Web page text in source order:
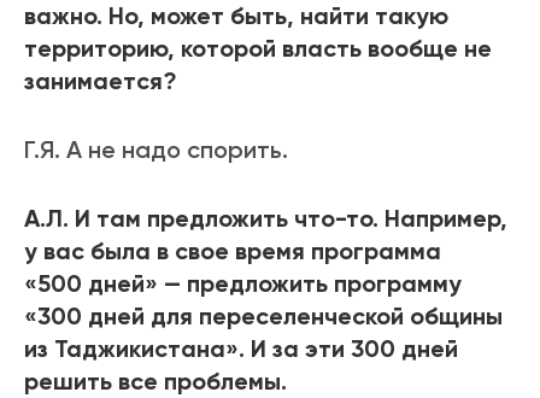
важно. Но, может быть, найти такую
территорию, которой власть вообще не
занимается?
Г.Я. А не надо спорить.
А.Л. И там предложить что-то. Например,
у вас была в свое время программа
«500 дней» — предложить программу
«300 дней для переселенческой общины
из Таджикистана». И за эти 300 дней
решить все проблемы.